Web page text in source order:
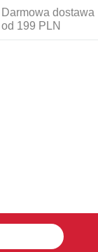
Darmowa dostawa
od 199 PLN